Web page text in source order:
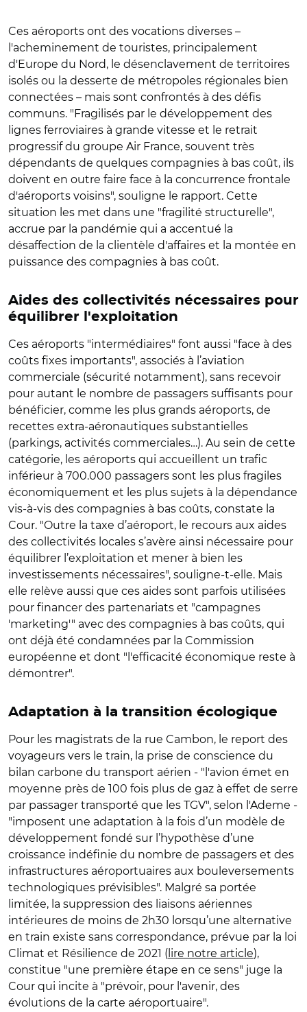
Ces aéroports ont des vocations diverses –
l'acheminement de touristes, principalement
d'Europe du Nord, le désenclavement de territoires
isolés ou la desserte de métropoles régionales bien
connectées – mais sont confrontés à des défis
communs. "Fragilisés par le développement des
lignes ferroviaires à grande vitesse et le retrait
progressif du groupe Air France, souvent très
dépendants de quelques compagnies à bas coût, ils
doivent en outre faire face à la concurrence frontale
d'aéroports voisins", souligne le rapport. Cette
situation les met dans une "fragilité structurelle",
accrue par la pandémie qui a accentué la
désaffection de la clientèle d'affaires et la montée en
puissance des compagnies à bas coût.
Aides des collectivités nécessaires pour
équilibrer l'exploitation
Ces aéroports "intermédiaires" font aussi "face à des
coûts fixes importants", associés à l’aviation
commerciale (sécurité notamment), sans recevoir
pour autant le nombre de passagers suffisants pour
bénéficier, comme les plus grands aéroports, de
recettes extra-aéronautiques substantielles
(parkings, activités commerciales…). Au sein de cette
catégorie, les aéroports qui accueillent un trafic
inférieur à 700.000 passagers sont les plus fragiles
économiquement et les plus sujets à la dépendance
vis-à-vis des compagnies à bas coûts, constate la
Cour. "Outre la taxe d’aéroport, le recours aux aides
des collectivités locales s’avère ainsi nécessaire pour
équilibrer l’exploitation et mener à bien les
investissements nécessaires", souligne-t-elle. Mais
elle relève aussi que ces aides sont parfois utilisées
pour financer des partenariats et "campagnes
'marketing'" avec des compagnies à bas coûts, qui
ont déjà été condamnées par la Commission
européenne et dont "l'efficacité économique reste à
démontrer".
Adaptation à la transition écologique
Pour les magistrats de la rue Cambon, le report des
voyageurs vers le train, la prise de conscience du
bilan carbone du transport aérien - "l'avion émet en
moyenne près de 100 fois plus de gaz à effet de serre
par passager transporté que les TGV", selon l'Ademe -
"imposent une adaptation à la fois d’un modèle de
développement fondé sur l’hypothèse d’une
croissance indéfinie du nombre de passagers et des
infrastructures aéroportuaires aux bouleversements
technologiques prévisibles". Malgré sa portée
limitée, la suppression des liaisons aériennes
intérieures de moins de 2h30 lorsqu’une alternative
en train existe sans correspondance, prévue par la loi
Climat et Résilience de 2021 ( lire notre article),
constitue "une première étape en ce sens" juge la
Cour qui incite à "prévoir, pour l'avenir, des
évolutions de la carte aéroportuaire".